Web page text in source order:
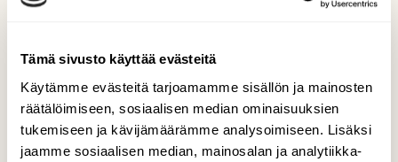
Tämä sivusto käyttää evästeitä
Käytämme evästeitä tarjoamamme sisällön ja mainosten
räätälöimiseen, sosiaalisen median ominaisuuksien
tukemiseen ja kävijämäärämme analysoimiseen. Lisäksi
jaamme sosiaalisen median, mainosalan ja analytiikka-
Puolukka
Huomasin liikkuessani luonnossa erään